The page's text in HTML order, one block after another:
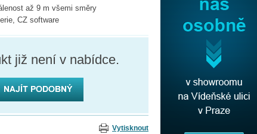
až 9 m všemi směry
CZ software
již není v nabídce.
Vytisknout